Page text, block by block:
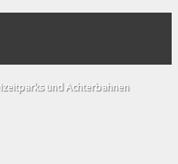
und Achterbahnen